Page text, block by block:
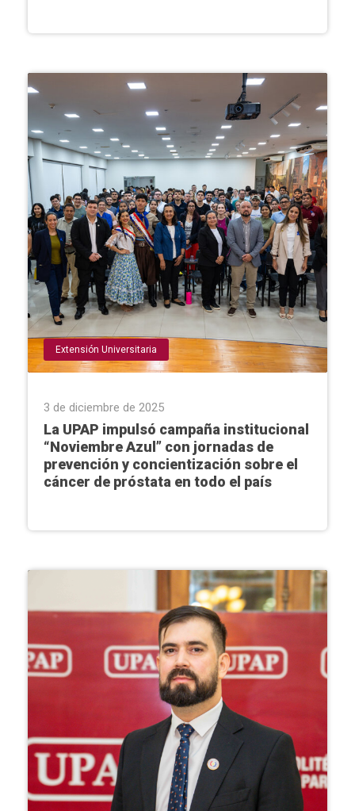
Extensión Universitaria
3 de diciembre de 2025
La UPAP impulsó campaña institucional
“Noviembre Azul” con jornadas de
prevención y concientización sobre el
cáncer de próstata en todo el país